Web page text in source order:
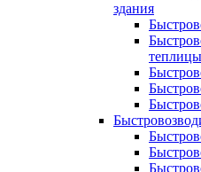
здания
теплицы